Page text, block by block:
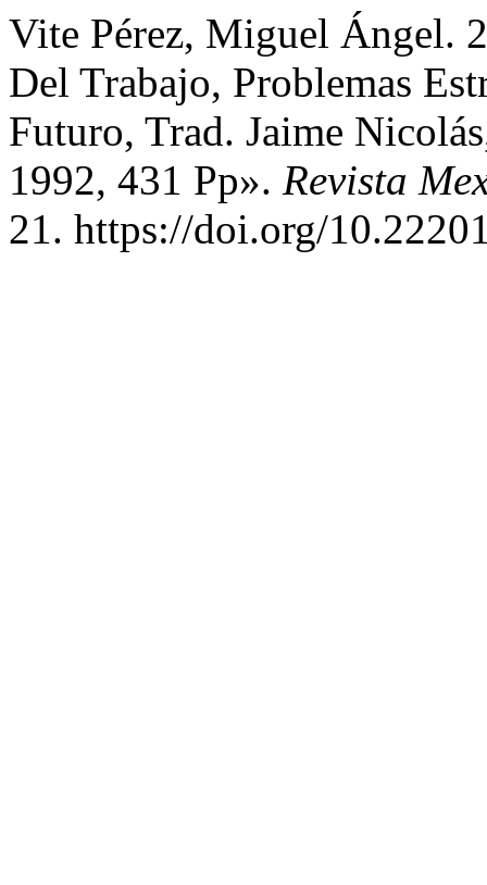
Vite Pérez, Miguel Ángel.
Del Trabajo, Problemas
Futuro, Trad. Jaime
1992, 431 Pp». Revista
21. https://doi.org/